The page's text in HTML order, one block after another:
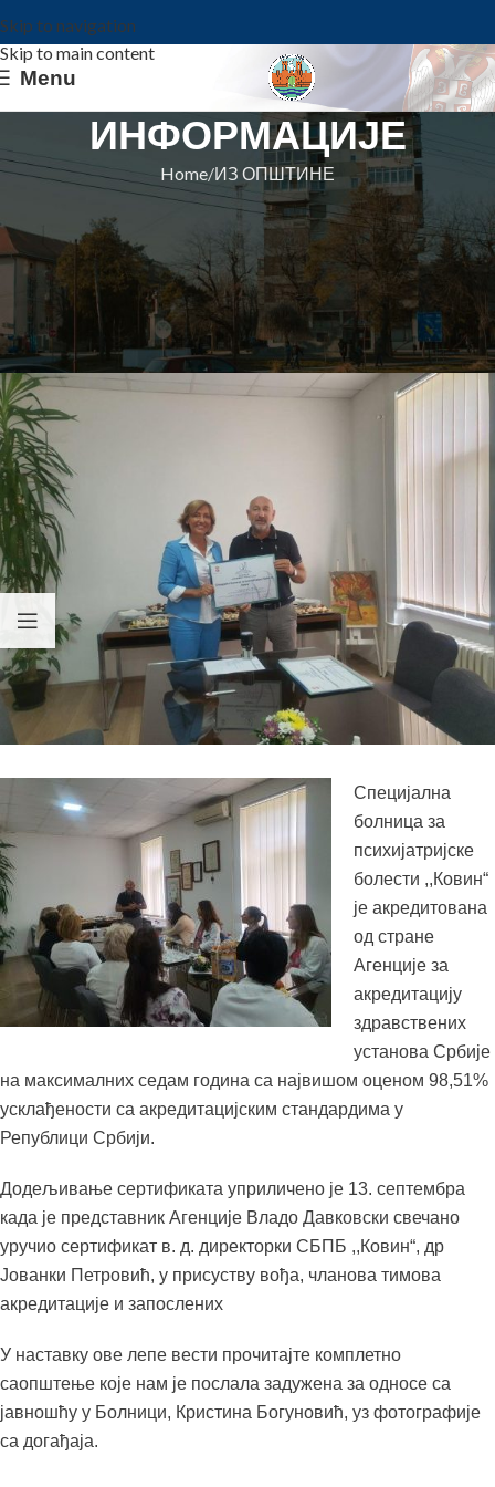
Skip to navigation
Skip to main content
Menu
ИНФОРМАЦИЈЕ
Home ИЗ ОПШТИНЕ
ИЗ ОПШТИНЕ
КОВИНСКОЈ БОЛНИЦИ
АКРЕДИТАЦИЈА ЗА НОВИ
МАКСИМАЛНИ ПЕРИОД
Општина Ковин On 16. septembar 2022.
Специјална
болница за
психијатријске
болести ,,Ковин“
је акредитована
од стране
Агенције за
акредитацију
здравствених
установа Србије
на максималних седам година са највишом оценом 98,51%
усклађености са акредитацијским стандардима у
Републици Србији.
Додељивање сертификата уприличено је 13. септембра
када је представник Агенције Владо Давковски свечано
уручио сертификат в. д. директорки СБПБ ,,Ковин“, др
Јованки Петровић, у присуству вођа, чланова тимова
акредитације и запослених
У наставку ове лепе вести прочитајте комплетно
саопштење које нам је послала задужена за односе са
јавношћу у Болници, Кристина Богуновић, уз фотографије
са догађаја.